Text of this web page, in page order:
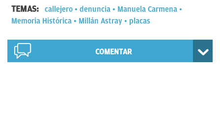
TEMAS: callejero denuncia
Manuela Carmena
Memoria Histórica
Millán Astray placas
COMENTAR